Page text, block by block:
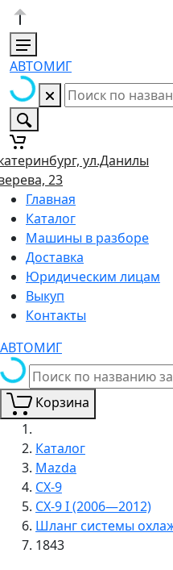
АВТОМИГ
ул.Данилы
23
Главная
Каталог
Машины в разборе
Доставка
Юридическим лицам
Выкуп
Контакты
АВТОМИГ
Корзина
Каталог
Mazda
CX-9
CX-9 I (2006—2012)
Шланг системы
1843